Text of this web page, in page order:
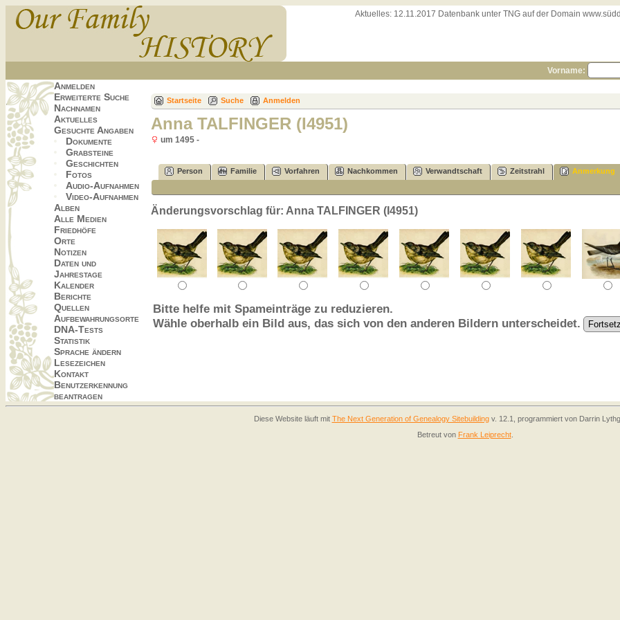
Aktuelles: 12.11.2017 Datenbank unter TNG auf der Domain
Vorname:
Anmelden
Erweiterte Suche
Nachnamen
Aktuelles
Gesuchte Angaben
Dokumente
Grabsteine
Geschichten
Fotos
Audio-Aufnahmen
Video-Aufnahmen
Alben
Alle Medien
Friedhöfe
Orte
Notizen
Daten und
Jahrestage
Kalender
Berichte
Quellen
Aufbewahrungsorte
DNA-Tests
Statistik
Sprache ändern
Lesezeichen
Kontakt
Benutzerkennung
beantragen
Startseite Suche Anmelden
Anna TALFINGER (I4951)
um 1495 -
Person Familie Vorfahren Nachkommen Verwandtschaft Zeitstrahl Anmerkung
Änderungsvorschlag für: Anna TALFINGER (I4951)
Bitte helfe mit Spameinträge zu reduzieren.
Wähle oberhalb ein Bild aus, das sich von den anderen Bildern unterscheidet.
Diese Website läuft mit The Next Generation of Genealogy Sitebuildingv. 12.1, programmiert von Darrin
Betreut von Frank Leiprecht.